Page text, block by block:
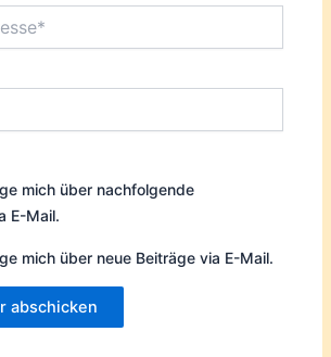
mich über nachfolgende
E-Mail.
mich über neue Beiträge via E-Mail.